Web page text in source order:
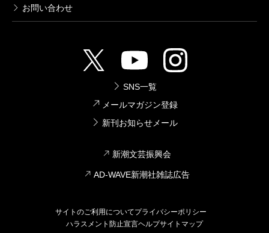
お問い合わせ
SNS一覧
メールマガジン登録
新刊お知らせメール
新潮文芸振興会
AD-WAVE新潮社雑誌広告
サイトのご利用についてプライバシーポリシー
ハラスメント防止宣言ヘルプサイトマップ